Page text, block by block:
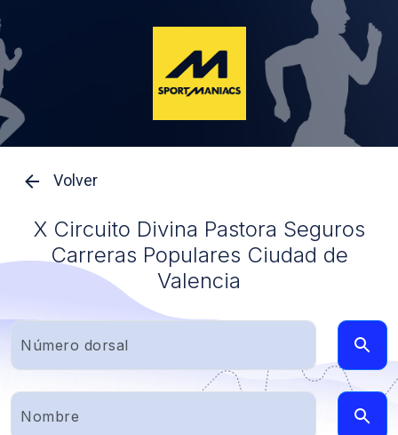
Volver
X Circuito Divina Pastora Seguros
Carreras Populares Ciudad de
Valencia